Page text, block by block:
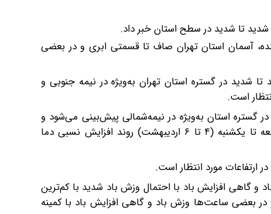
شدید تا شدید در سطح استان خبر داد.
آسمان استان تهران صاف تا قسمتی ابری و در بعضی
شدید تا شدید در گستره استان تهران به‌ویژه در نیمه‌ جنوبی و
است.
گستره استان به‌ویژه در نیمه‌شمالی پیش‌بینی می‌شود و
رخداد یخبندان شبانه سطح زمین در ارتفاعات دور از انتظار نیست و از روز جمعه تا یکشنبه (۴ تا ۶ اردیبهشت) روند افزایش نسبی دما
ارتفاعات مورد انتظار است.
باد و گاهی افزایش باد با احتمال وزش باد شدید با کم‌ترین
صاف تا نیمه‌ابری و در بعضی ساعت‌ها وزش باد و گاهی افزایش باد با کمینه